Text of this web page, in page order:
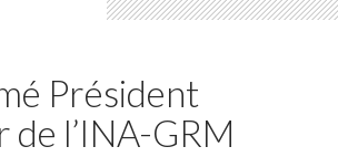
Président
de l’INA-GRM